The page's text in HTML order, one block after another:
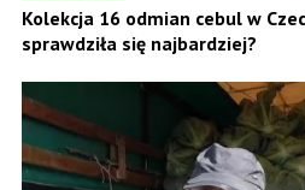
Kolekcja 16 odmian cebul w
sprawdziła się najbardziej?